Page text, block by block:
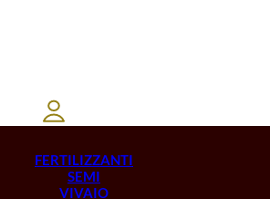
FERTILIZZANTI
SEMI
VIVAIO